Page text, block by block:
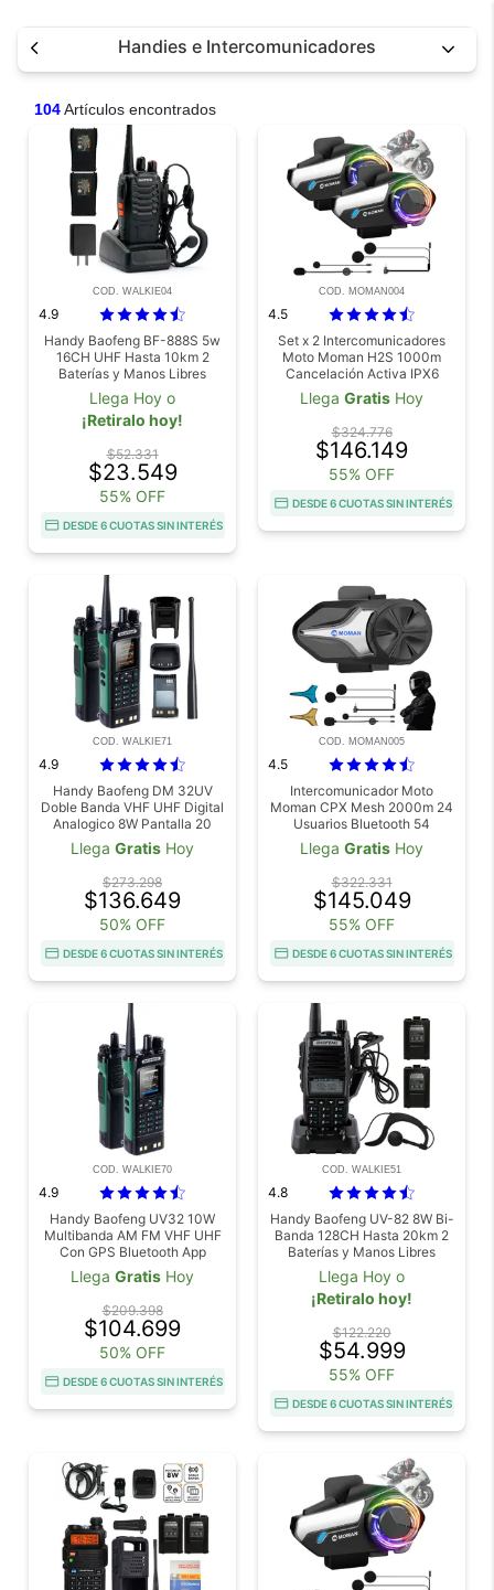
Handies e Intercomunicadores
104Artículos encontrados
COD. WALKIE04
4.9
Handy Baofeng BF-888S 5w
16CH UHF Hasta 10km 2
Baterías y Manos Libres
Llega Hoy o
¡Retiralo hoy!
$52.331
$23.549
55% OFF
DESDE 6 CUOTAS SIN INTERÉS
COD. MOMAN004
4.5
Set x 2 Intercomunicadores
Moto Moman H2S 1000m
Cancelación Activa IPX6
Llega Gratis Hoy
$324.776
$146.149
55% OFF
DESDE 6 CUOTAS SIN INTERÉS
COD. WALKIE71
4.9
Handy Baofeng DM 32UV
Doble Banda VHF UHF Digital
Analogico 8W Pantalla 20
Pulgadas Bateria 2500mAh
Llega Gratis Hoy
$273.298
$136.649
50% OFF
DESDE 6 CUOTAS SIN INTERÉS
COD. MOMAN005
4.5
Intercomunicador Moto
Moman CPX Mesh 2000m 24
Usuarios Bluetooth 54
Cancelacion Ruido IP65
Llega Gratis Hoy
$322.331
$145.049
55% OFF
DESDE 6 CUOTAS SIN INTERÉS
COD. WALKIE70
4.9
Handy Baofeng UV32 10W
Multibanda AM FM VHF UHF
Con GPS Bluetooth App
Bateria 2500mAh Pantalla
Color HD Receptor
Llega Gratis Hoy
$209.398
$104.699
50% OFF
DESDE 6 CUOTAS SIN INTERÉS
COD. WALKIE51
4.8
Handy Baofeng UV-82 8W Bi-
Banda 128CH Hasta 20km 2
Baterías y Manos Libres
Llega Hoy o
¡Retiralo hoy!
$122.220
$54.999
55% OFF
DESDE 6 CUOTAS SIN INTERÉS